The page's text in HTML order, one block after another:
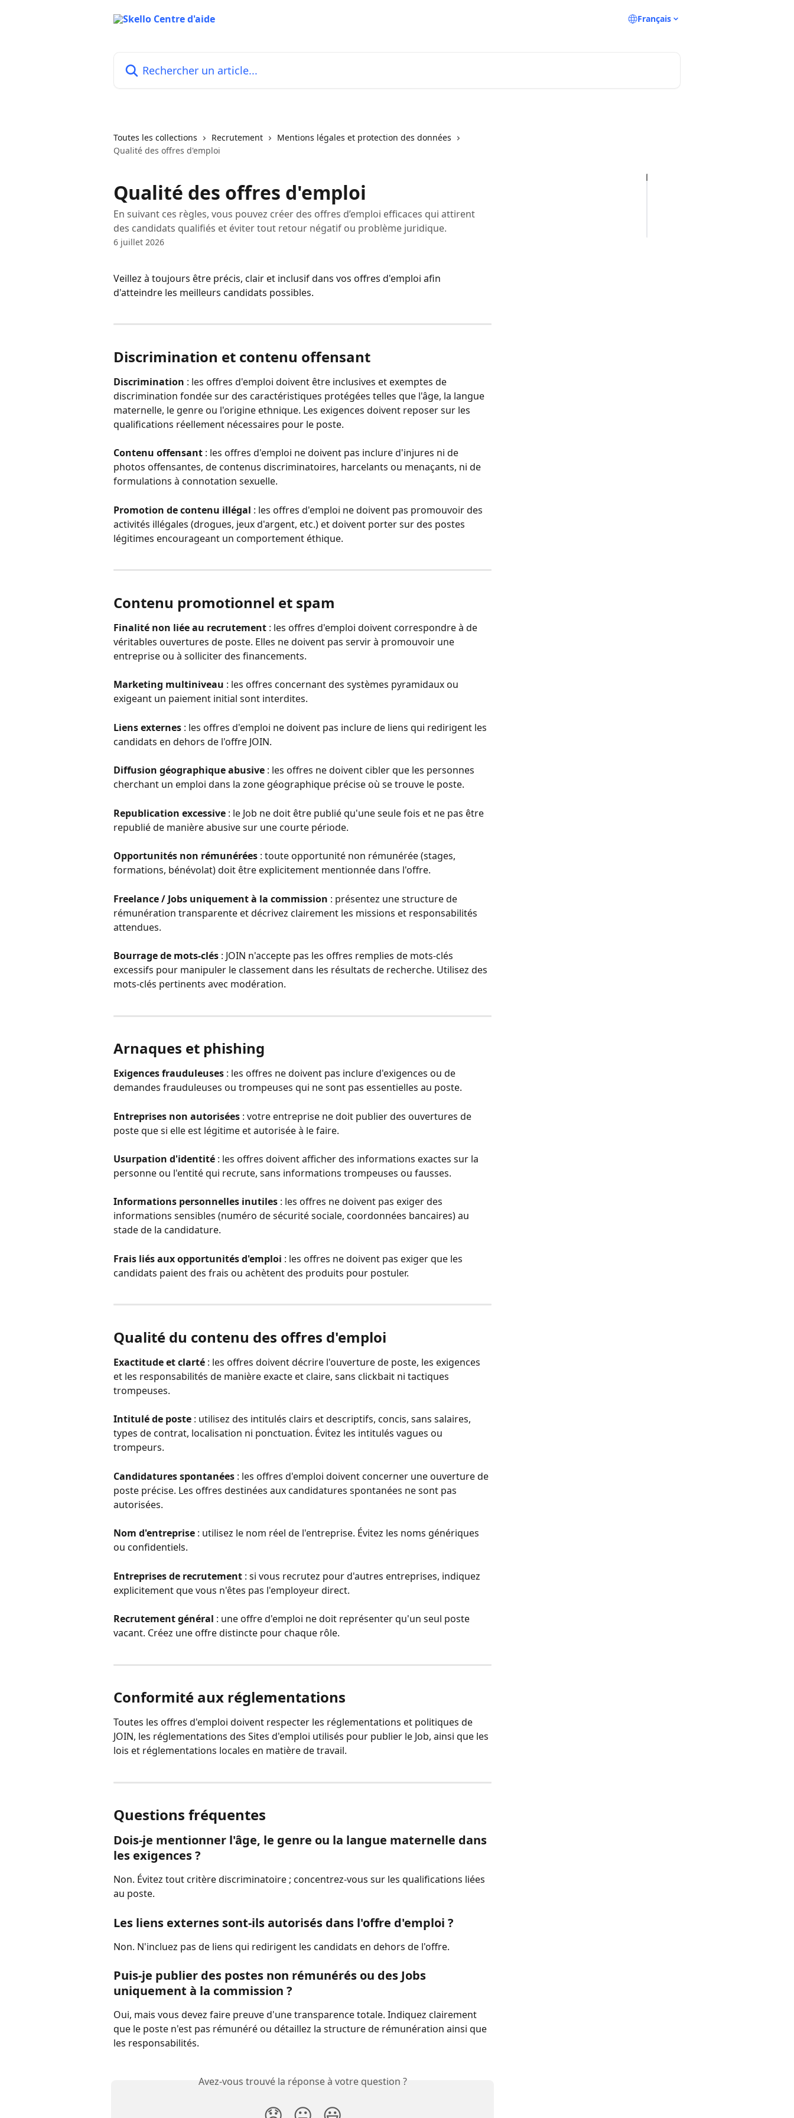
Français
Toutes les collections Recrutement
Mentions légales et protection des données
Qualité des offres d'emploi
Qualité des offres d'emploi
En suivant ces règles, vous pouvez créer des offres d’emploi efficaces qui attirent
des candidats qualifiés et éviter tout retour négatif ou problème juridique.
6 juillet 2026
Veillez à toujours être précis, clair et inclusif dans vos offres d'emploi afin
d'atteindre les meilleurs candidats possibles.
Discrimination et contenu offensant
Discrimination : les offres d'emploi doivent être inclusives et exemptes de
discrimination fondée sur des caractéristiques protégées telles que l'âge, la langue
maternelle, le genre ou l'origine ethnique. Les exigences doivent reposer sur les
qualifications réellement nécessaires pour le poste.
Contenu offensant : les offres d'emploi ne doivent pas inclure d'injures ni de
photos offensantes, de contenus discriminatoires, harcelants ou menaçants, ni de
formulations à connotation sexuelle.
Promotion de contenu illégal : les offres d'emploi ne doivent pas promouvoir des
activités illégales (drogues, jeux d'argent, etc.) et doivent porter sur des postes
légitimes encourageant un comportement éthique.
Contenu promotionnel et spam
Finalité non liée au recrutement : les offres d'emploi doivent correspondre à de
véritables ouvertures de poste. Elles ne doivent pas servir à promouvoir une
entreprise ou à solliciter des financements.
Marketing multiniveau : les offres concernant des systèmes pyramidaux ou
exigeant un paiement initial sont interdites.
Liens externes : les offres d'emploi ne doivent pas inclure de liens qui redirigent les
candidats en dehors de l'offre JOIN.
Diffusion géographique abusive : les offres ne doivent cibler que les personnes
cherchant un emploi dans la zone géographique précise où se trouve le poste.
Republication excessive : le Job ne doit être publié qu'une seule fois et ne pas être
republié de manière abusive sur une courte période.
Opportunités non rémunérées : toute opportunité non rémunérée (stages,
formations, bénévolat) doit être explicitement mentionnée dans l'offre.
Freelance / Jobs uniquement à la commission : présentez une structure de
rémunération transparente et décrivez clairement les missions et responsabilités
attendues.
Bourrage de mots-clés : JOIN n'accepte pas les offres remplies de mots-clés
excessifs pour manipuler le classement dans les résultats de recherche. Utilisez des
mots-clés pertinents avec modération.
Arnaques et phishing
Exigences frauduleuses : les offres ne doivent pas inclure d'exigences ou de
demandes frauduleuses ou trompeuses qui ne sont pas essentielles au poste.
Entreprises non autorisées : votre entreprise ne doit publier des ouvertures de
poste que si elle est légitime et autorisée à le faire.
Usurpation d'identité : les offres doivent afficher des informations exactes sur la
personne ou l'entité qui recrute, sans informations trompeuses ou fausses.
Informations personnelles inutiles : les offres ne doivent pas exiger des
informations sensibles (numéro de sécurité sociale, coordonnées bancaires) au
stade de la candidature.
Frais liés aux opportunités d'emploi : les offres ne doivent pas exiger que les
candidats paient des frais ou achètent des produits pour postuler.
Qualité du contenu des offres d'emploi
Exactitude et clarté : les offres doivent décrire l'ouverture de poste, les exigences
et les responsabilités de manière exacte et claire, sans clickbait ni tactiques
trompeuses.
Intitulé de poste : utilisez des intitulés clairs et descriptifs, concis, sans salaires,
types de contrat, localisation ni ponctuation. Évitez les intitulés vagues ou
trompeurs.
Candidatures spontanées : les offres d'emploi doivent concerner une ouverture de
poste précise. Les offres destinées aux candidatures spontanées ne sont pas
autorisées.
Nom d'entreprise : utilisez le nom réel de l'entreprise. Évitez les noms génériques
ou confidentiels.
Entreprises de recrutement : si vous recrutez pour d'autres entreprises, indiquez
explicitement que vous n'êtes pas l'employeur direct.
Recrutement général : une offre d'emploi ne doit représenter qu'un seul poste
vacant. Créez une offre distincte pour chaque rôle.
Conformité aux réglementations
Toutes les offres d'emploi doivent respecter les réglementations et politiques de
JOIN, les réglementations des Sites d'emploi utilisés pour publier le Job, ainsi que les
lois et réglementations locales en matière de travail.
Questions fréquentes
Dois-je mentionner l'âge, le genre ou la langue maternelle dans
les exigences ?
Non. Évitez tout critère discriminatoire ; concentrez-vous sur les qualifications liées
au poste.
Les liens externes sont-ils autorisés dans l'offre d'emploi ?
Non. N'incluez pas de liens qui redirigent les candidats en dehors de l'offre.
Puis-je publier des postes non rémunérés ou des Jobs
uniquement à la commission ?
Oui, mais vous devez faire preuve d'une transparence totale. Indiquez clairement
que le poste n'est pas rémunéré ou détaillez la structure de rémunération ainsi que
les responsabilités.
Avez-vous trouvé la réponse à votre question ?